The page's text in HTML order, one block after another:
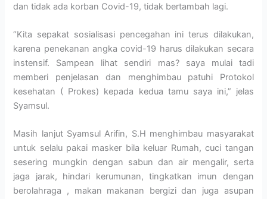
dan tidak ada korban Covid-19, tidak bertambah lagi.
“Kita sepakat sosialisasi pencegahan ini terus dilakukan,
karena penekanan angka covid-19 harus dilakukan secara
instensif. Sampean lihat sendiri mas? saya mulai tadi
memberi penjelasan dan menghimbau patuhi Protokol
kesehatan ( Prokes) kepada kedua tamu saya ini,” jelas
Syamsul.
Masih lanjut Syamsul Arifin, S.H menghimbau masyarakat
untuk selalu pakai masker bila keluar Rumah, cuci tangan
sesering mungkin dengan sabun dan air mengalir, serta
jaga jarak, hindari kerumunan, tingkatkan imun dengan
berolahraga , makan makanan bergizi dan juga asupan